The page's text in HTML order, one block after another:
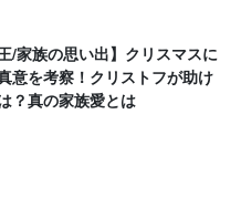
/家族の思い出】クリスマスに
意を考察！クリストフが助け
？真の家族愛とは